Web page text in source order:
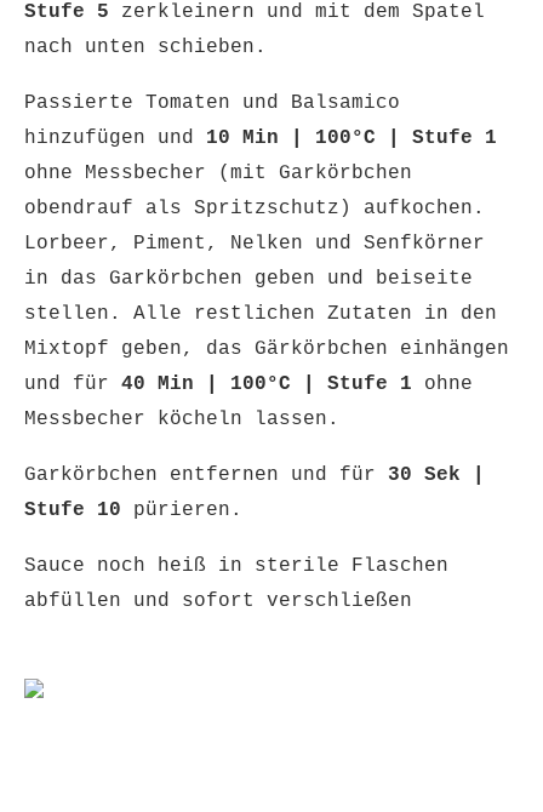
Stufe 5 zerkleinern und mit dem Spatel
nach unten schieben.
Passierte Tomaten und Balsamico
hinzufügen und 10 Min | 100°C | Stufe 1
ohne Messbecher (mit Garkörbchen
obendrauf als Spritzschutz) aufkochen.
Lorbeer, Piment, Nelken und Senfkörner
in das Garkörbchen geben und beiseite
stellen. Alle restlichen Zutaten in den
Mixtopf geben, das Gärkörbchen einhängen
und für 40 Min | 100°C | Stufe 1 ohne
Messbecher köcheln lassen.
Garkörbchen entfernen und für 30 Sek |
Stufe 10 pürieren.
Sauce noch heiß in sterile Flaschen
abfüllen und sofort verschließen